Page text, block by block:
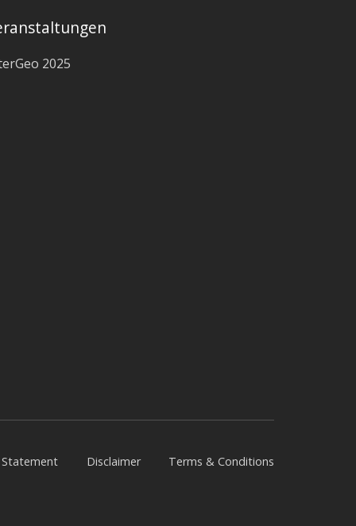
2025
Statement Disclaimer Terms & Conditions